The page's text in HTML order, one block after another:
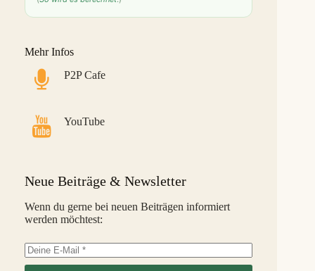
28
31
32 Savy
InSoil 2,6 % S
37 Linked Finance -6,3 % S
Mehr Infos
P2P Cafe
YouTube
Neue Beiträge & Newsletter
Wenn du gerne bei neuen Beiträgen informiert
werden möchtest: